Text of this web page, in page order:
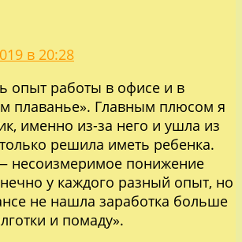
в 20:28
опыт работы в офисе и в
плаванье». Главным плюсом я
именно из-за него и ушла из
решила иметь ребенка.
несоизмеримое понижение
у каждого разный опыт, но
не нашла заработка больше
и помаду».